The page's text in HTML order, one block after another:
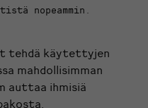
nopeammin.
tehdä käytettyjen
mahdollisimman
auttaa ihmisiä